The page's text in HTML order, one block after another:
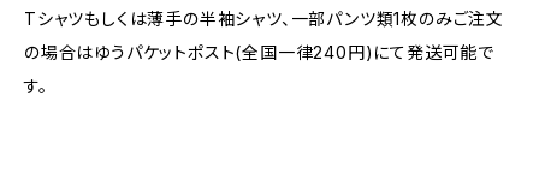
Tシャツもしくは薄手の半袖シャツ、一部パンツ類1枚のみご注文
の場合はゆうパケットポスト(全国一律240円)にて発送可能で
す。